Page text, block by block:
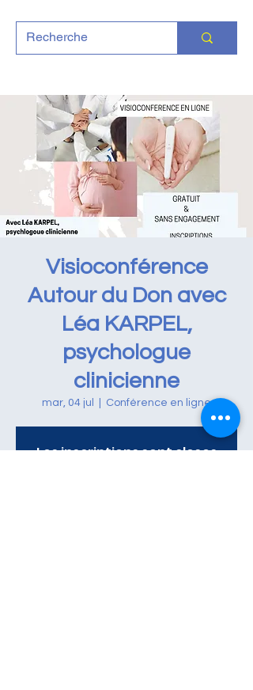
Visioconférence
Autour du Don avec
Léa KARPEL,
psychologue
clinicienne
mar, 04 jul Conférence en ligne
Les inscriptions sont closes